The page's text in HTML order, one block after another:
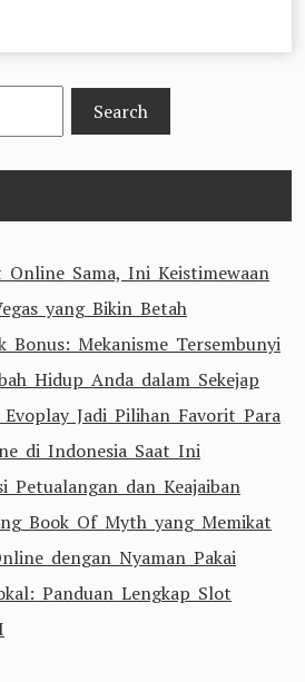
Online Sama, Ini Keistimewaan
yang Bikin Betah
Bonus: Mekanisme Tersembunyi
Hidup Anda dalam Sekejap
Jadi Pilihan Favorit Para
di Indonesia Saat Ini
Petualangan dan Keajaiban
Book Of Myth yang Memikat
dengan Nyaman Pakai
Panduan Lengkap Slot